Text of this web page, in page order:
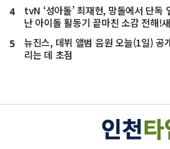
4
tvN ‘성아돌’ 최재현, 망돌에서 단독
난 아이돌 활동기 끝마친 소감 전해!
5
뉴진스, 데뷔 앨범 음원 오늘(1일) 공
리는 데 초점